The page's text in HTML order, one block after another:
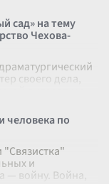
сад» на тему
Чехова-
своего дела,
литературе.
человека по
и
— войну. Война,